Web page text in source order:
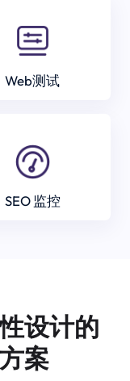
Web测试
SEO 监控
设计的
案